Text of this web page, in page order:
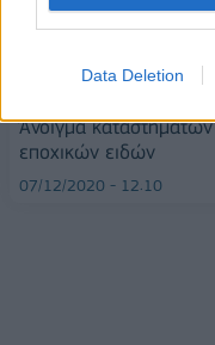
Data Deletion
Άνοιγμα καταστημάτων
εποχικών ειδών
07/12/2020 - 12:10